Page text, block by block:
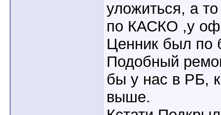
уложиться, а
по КАСКО ,у
Ценник был по
Подобный
бы у нас в РБ,
выше.